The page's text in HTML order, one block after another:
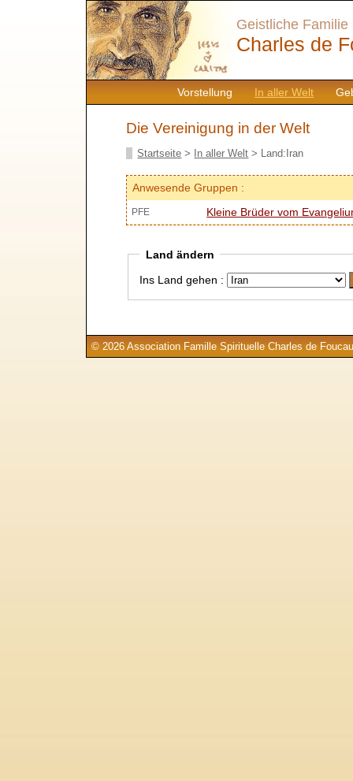
Vorstellung In aller Welt
Geistliche Familie
Charles de
Die Vereinigung in der Welt
Startseite > In aller Welt > Land:Iran
Anwesende Gruppen :
PFE Kleine Brüder vom
Land ändern
Ins Land gehen :
© 2026 Association Famille Spirituelle Charles de